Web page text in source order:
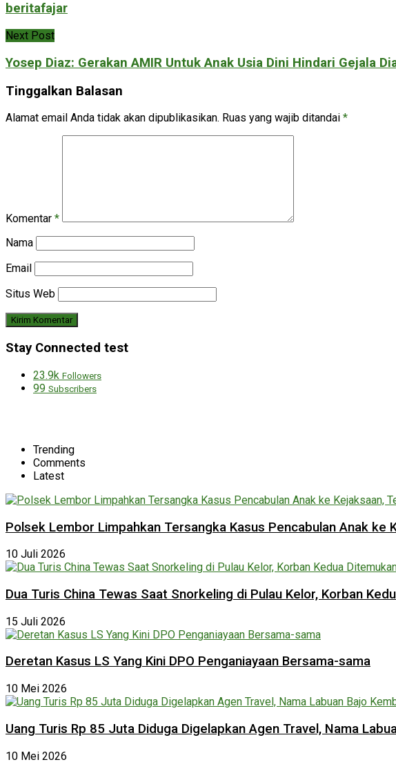
beritafajar
Next Post
Yosep Diaz: Gerakan AMIR Untuk Anak Usia Dini Hindari Gejala
Tinggalkan Balasan
Alamat email Anda tidak akan dipublikasikan. Ruas yang wajib ditandai *
Komentar *
Nama
Email
Situs Web
Stay Connected test
23.9k Followers
99 Subscribers
Trending
Comments
Latest
Polsek Lembor Limpahkan Tersangka Kasus Pencabulan Anak ke
10 Juli 2026
Dua Turis China Tewas Saat Snorkeling di Pulau Kelor, Korban
15 Juli 2026
Deretan Kasus LS Yang Kini DPO Penganiayaan Bersama-sama
10 Mei 2026
Uang Turis Rp 85 Juta Diduga Digelapkan Agen Travel, Nama
10 Mei 2026